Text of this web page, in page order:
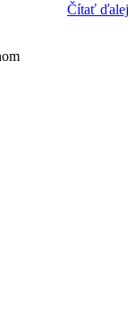
Čítať ďalej